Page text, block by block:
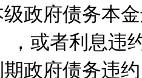
府债务本金
，或者利息
府债务违约